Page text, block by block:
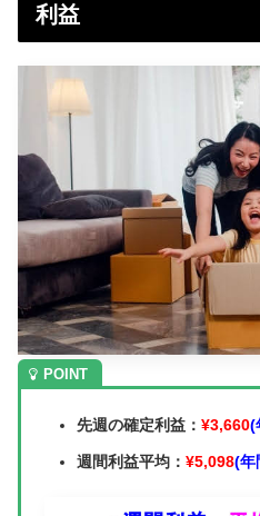
利益
先週の確定利益： ¥3,660(
週間利益平均： ¥5,098(年